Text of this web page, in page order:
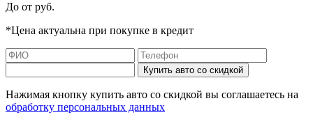
До от руб.
*Цена актуальна при покупке в кредит
Купить авто со скидкой
Нажимая кнопку купить авто со скидкой вы соглашаетесь на
обработку персональных данных